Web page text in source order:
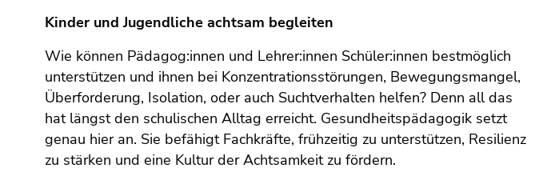
Kinder und Jugendliche achtsam begleiten
Wie können Pädagog:innen und Lehrer:innen Schüler:innen bestmöglich
unterstützen und ihnen bei Konzentrationsstörungen, Bewegungsmangel,
Überforderung, Isolation, oder auch Suchtverhalten helfen? Denn all das
hat längst den schulischen Alltag erreicht. Gesundheitspädagogik setzt
genau hier an. Sie befähigt Fachkräfte, frühzeitig zu unterstützen, Resilienz
zu stärken und eine Kultur der Achtsamkeit zu fördern.